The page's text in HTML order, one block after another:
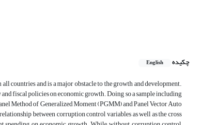
چکیده
English
countries and is a major obstacle to the growth and development.
fiscal policies on economic growth. Doing so a sample including
Method of Generalized Moment (PGMM) and Panel Vector Auto
between corruption control variables as well as the cross